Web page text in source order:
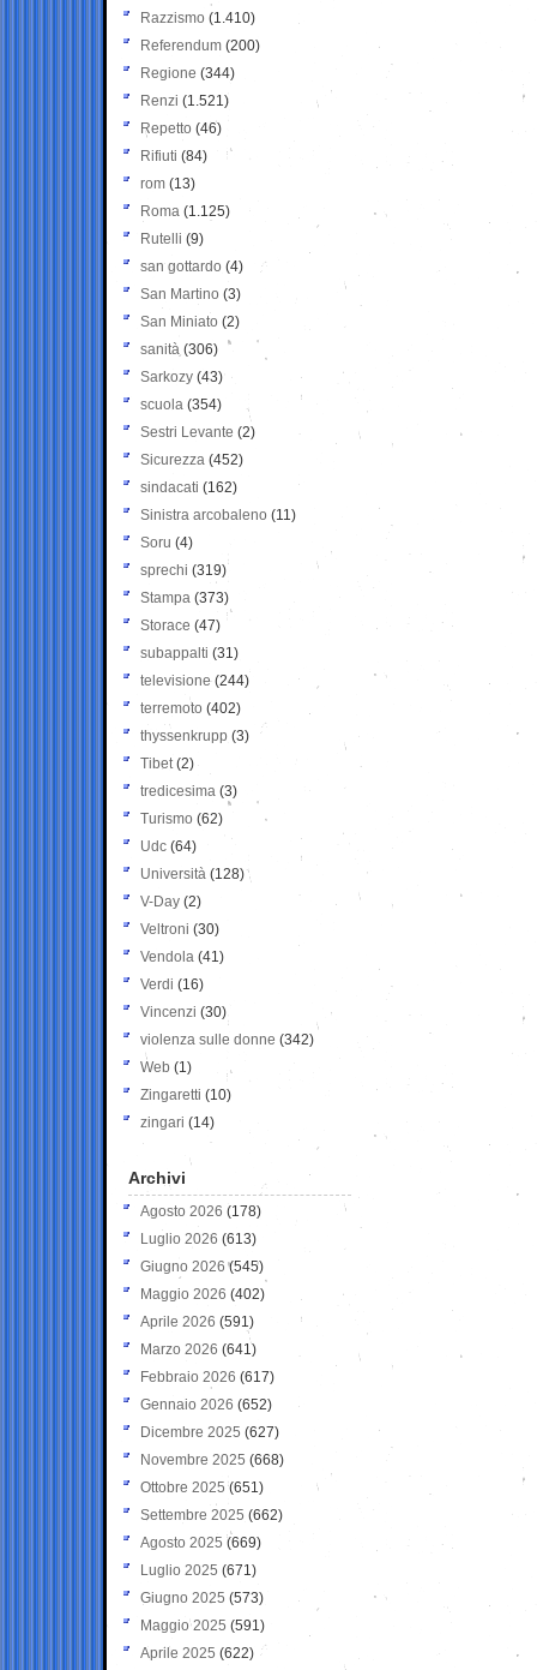
Razzismo (1.410)
Referendum (200)
Regione (344)
Renzi (1.521)
Repetto (46)
Rifiuti (84)
rom (13)
Roma (1.125)
Rutelli (9)
san gottardo (4)
San Martino (3)
San Miniato (2)
sanità (306)
Sarkozy (43)
scuola (354)
Sestri Levante (2)
Sicurezza (452)
sindacati (162)
Sinistra arcobaleno (11)
Soru (4)
sprechi (319)
Stampa (373)
Storace (47)
subappalti (31)
televisione(244)
terremoto (402)
thyssenkrupp (3)
Tibet(2)
tredicesima (3)
Turismo (62)
Udc (64)
Università (128)
V-Day (2)
Veltroni (30)
Vendola (41)
Verdi (16)
Vincenzi (30)
violenza sulle donne (342)
Web (1)
Zingaretti (10)
zingari (14)
Archivi
Agosto 2026 (178)
Luglio 2026 (613)
Giugno 2026 (545)
Maggio 2026 (402)
Aprile 2026 (591)
Marzo 2026 (641)
Febbraio 2026 (617)
Gennaio 2026 (652)
Dicembre 2025 (627)
Novembre 2025 (668)
Ottobre 2025 (651)
Settembre 2025 (662)
Agosto 2025 (669)
Luglio 2025 (671)
Giugno 2025 (573)
Maggio 2025 (591)
Aprile 2025 (622)